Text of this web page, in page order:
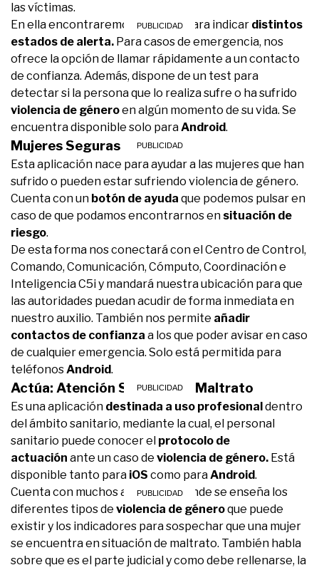
las víctimas.
En ella encontraremos botones para indicar distintos
estados de alerta. Para casos de emergencia, nos
ofrece la opción de llamar rápidamente a un contacto
de confianza. Además, dispone de un test para
detectar si la persona que lo realiza sufre o ha sufrido
violencia de géneroen algún momento de su vida. Se
encuentra disponible solo paraAndroid.
Mujeres Seguras
Esta aplicación nace para ayudar a las mujeres que han
sufrido o pueden estar sufriendo violencia de género.
Cuenta con un botón de ayuda que podemos pulsar en
caso de que podamos encontrarnos en situación de
riesgo.
De esta forma nos conectará con el Centro de Control,
Comando, Comunicación, Cómputo, Coordinación e
Inteligencia C5i y mandará nuestra ubicación para que
las autoridades puedan acudir de forma inmediata en
nuestro auxilio. También nos permite añadir
contactos de confianza a los que poder avisar en caso
de cualquier emergencia. Solo está permitida para
teléfonosAndroid.
Actúa: Atención Sanitaria al Maltrato
Es una aplicación destinada a uso profesional dentro
del ámbito sanitario, mediante la cual, el personal
sanitario puede conocer el protocolo de
actuación ante un caso de violencia de género. Está
disponible tanto para iOS como paraAndroid.
Cuenta con muchos apartados donde se enseña los
diferentes tipos de violencia de géneroque puede
existir y los indicadores para sospechar que una mujer
se encuentra en situación de maltrato. También habla
sobre que es el parte judicial y como debe rellenarse, la